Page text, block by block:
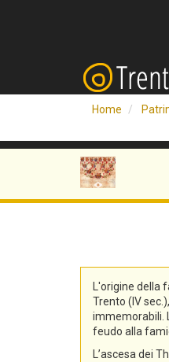
Home
L'origine
Trento (IV
immemorabili.
feudo alla
L’ascesa dei